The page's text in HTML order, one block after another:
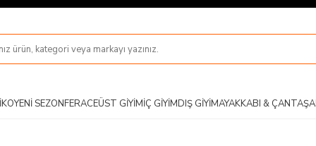
YENI SEZONFERACEÜST GIYIMİÇ GIYIMDIŞ GIYIMAYAKKABI & ÇANTA